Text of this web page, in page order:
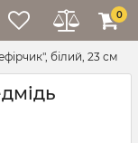
0
білий, 23 см